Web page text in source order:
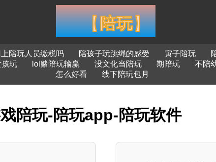
上陪玩人员缴税吗 陪孩子玩跳绳的感受 寅子陪玩
玩 lol赌陪玩输赢 没文化当陪玩 期陪玩
不陪
怎么好看
线下陪玩包月
陪玩-陪玩app-陪玩软件